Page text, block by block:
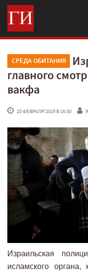
СРЕДА ОБИТАНИЯ
главного
вакфа
25 ФЕВРАЛЯ'2019 В 16:00
Израильская
исламского органа,